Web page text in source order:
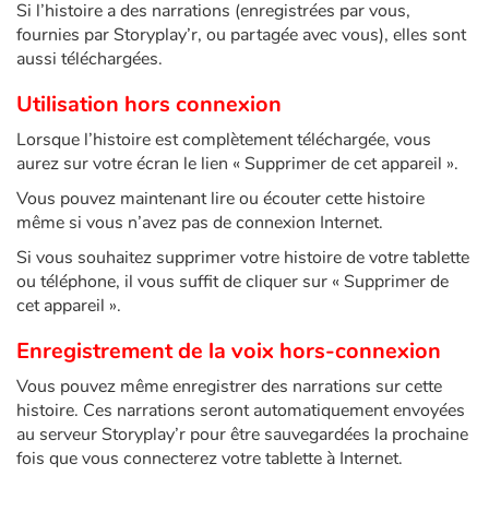
Amour et amitié
Sujets de société
Émotions et sentiments
Formats et illustrations
Catalogue anglais
Contraste +
Aide
Accueil
Si l’histoire a des narrations (enregistrées par vous,
fournies par Storyplay’r, ou partagée avec vous), elles sont
aussi téléchargées.
Utilisation hors connexion
Lorsque l’histoire est complètement téléchargée, vous
aurez sur votre écran le lien « Supprimer de cet appareil ».
Vous pouvez maintenant lire ou écouter cette histoire
même si vous n’avez pas de connexion Internet.
Si vous souhaitez supprimer votre histoire de votre tablette
ou téléphone, il vous suffit de cliquer sur « Supprimer de
cet appareil ».
Enregistrement de la voix hors-connexion
Vous pouvez même enregistrer des narrations sur cette
histoire. Ces narrations seront automatiquement envoyées
au serveur Storyplay’r pour être sauvegardées la prochaine
fois que vous connecterez votre tablette à Internet.